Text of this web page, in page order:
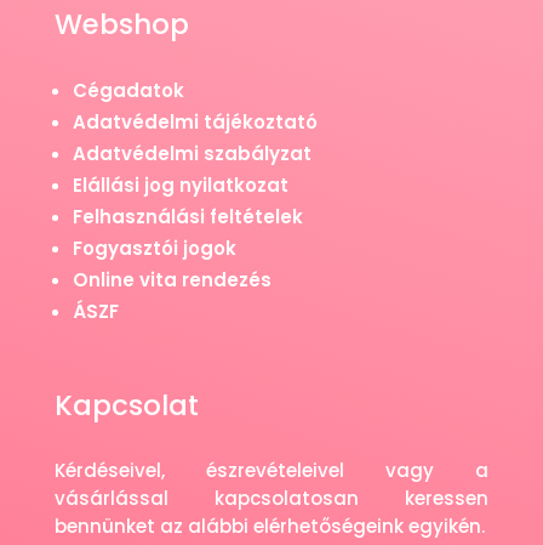
Webshop
Cégadatok
Adatvédelmi tájékoztató
Adatvédelmi szabályzat
Elállási jog nyilatkozat
Felhasználási feltételek
Fogyasztói jogok
Online vita rendezés
ÁSZF
Kapcsolat
Kérdéseivel, észrevételeivel vagy a
vásárlással kapcsolatosan keressen
bennünket az alábbi elérhetőségeink egyikén.